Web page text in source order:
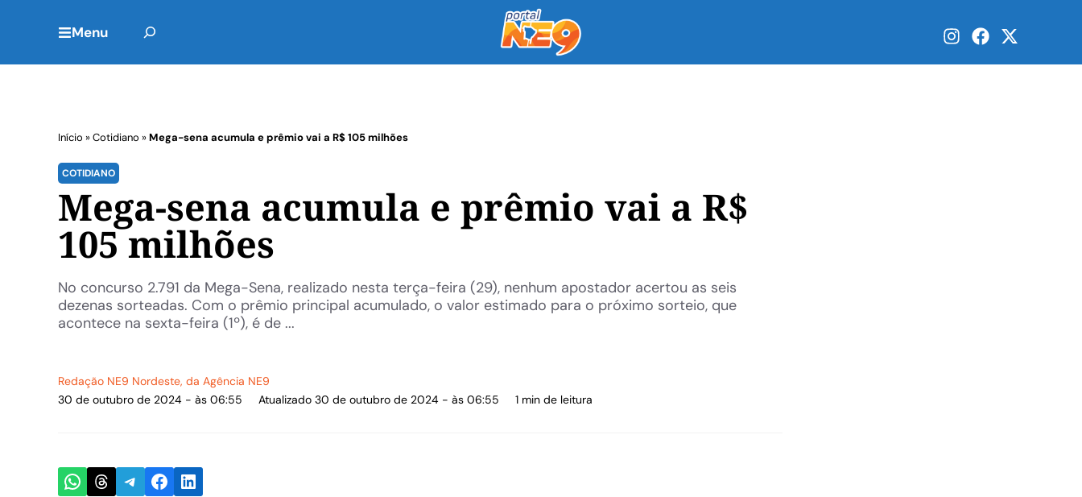
Menu
Início »Cotidiano »Mega-sena acumula e prêmio vai a R$ 105 milhões
COTIDIANO
Mega-sena acumula e prêmio vai a R$
105 milhões
No concurso 2.791 da Mega-Sena, realizado nesta terça-feira (29), nenhum apostador acertou as seis
dezenas sorteadas. Com o prêmio principal acumulado, o valor estimado para o próximo sorteio, que
acontece na sexta-feira (1º), é de ...
Redação NE9 Nordeste, da Agência NE9
30 de outubro de 2024 - às 06:55
Atualizado 30 de outubro de 2024 - às 06:55 1 min de leitura
Share on WhatsApp
Share on Threads
Share on Telegram
Share on Facebook
Share on LinkedIn